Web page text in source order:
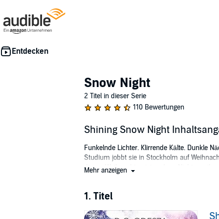
Snow Night
2 Titel in dieser Serie
110 Bewertungen
Shining Snow Night
Funkelnde Lichter. Klirrende Kälte. Dunkle
Studium jobbt sie in Stockholm auf
dieses Weihnachten ist anders. Nicht nur
Mehr anzeigen
1. Titel